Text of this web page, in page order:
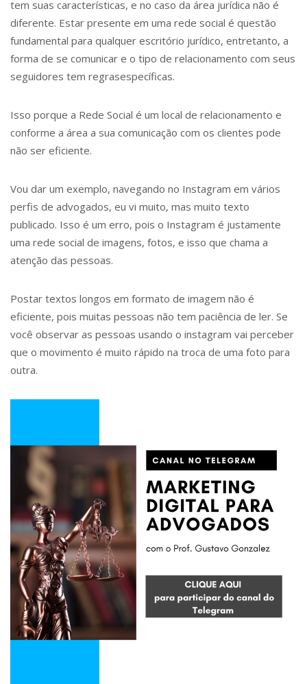
tem suas características, e no caso da área jurídica não é
diferente. Estar presente em uma rede social é questão
fundamental para qualquer escritório jurídico, entretanto, a
forma de se comunicar e o tipo de relacionamento com seus
seguidores tem regrasespecíficas.
Isso porque a Rede Social é um local de relacionamento e
conforme a área a sua comunicação com os clientes pode
não ser eficiente.
Vou dar um exemplo, navegando no Instagram em vários
perfis de advogados, eu vi muito, mas muito texto
publicado. Isso é um erro, pois o Instagram é justamente
uma rede social de imagens, fotos, e isso que chama a
atenção das pessoas.
Postar textos longos em formato de imagem não é
eficiente, pois muitas pessoas não tem paciência de ler. Se
você observar as pessoas usando o instagram vai perceber
que o movimento é muito rápido na troca de uma foto para
outra.